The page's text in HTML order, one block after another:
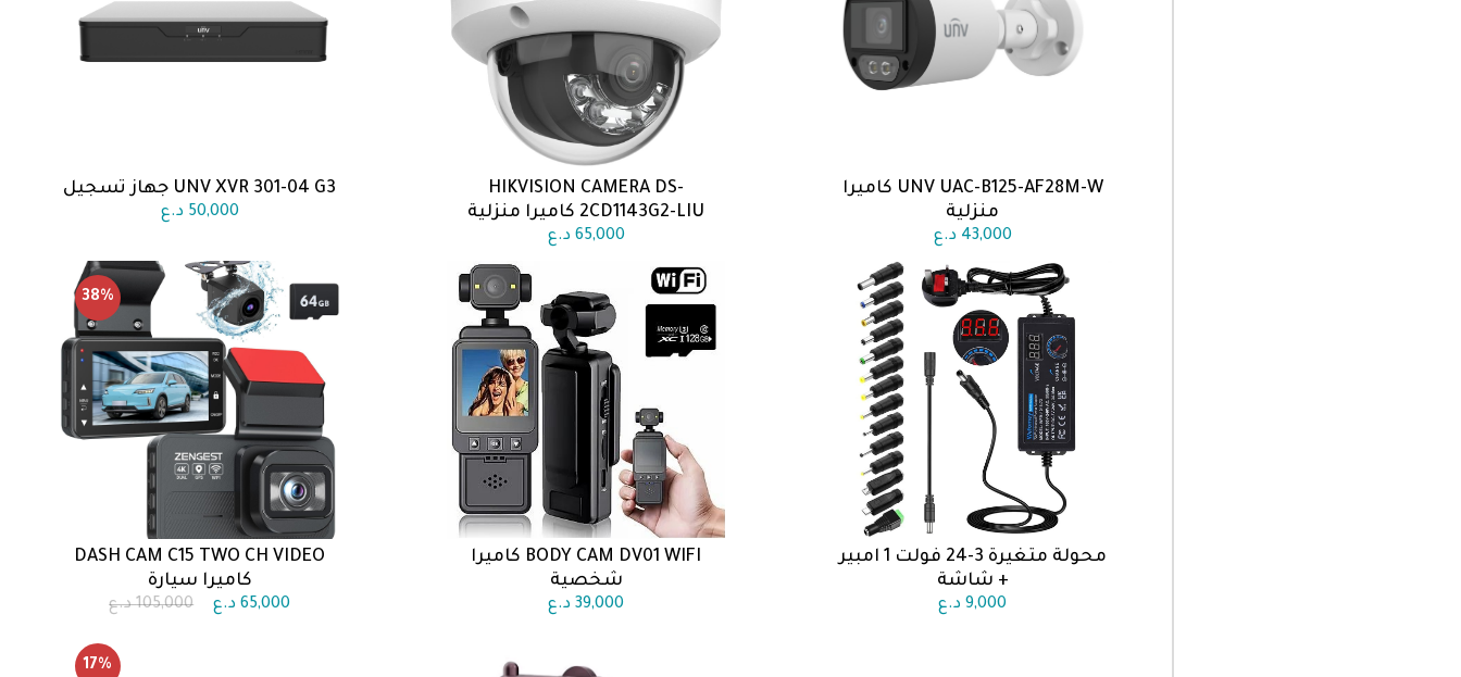
اضف الى السلة
UNV UAC-B125-AF28M-W كاميرا
منزلية
43,000 د.ع
اضف الى السلة
HIKVISION CAMERA DS-
2CD1143G2-LIU كاميرا منزلية
65,000 د.ع
اضف الى السلة
UNV XVR 301-04 G3 جهاز تسجيل
50,000 د.ع
اضف الى السلة
محولة متغيرة 3-24 فولت 1 امبير
+ شاشة
9,000د.ع
اضف الى السلة BODY CAM DV01 WIFI كاميرا
شخصية
39,000د.ع
38%
اضف الى السلة
DASH CAM C15 TWO CH VIDEO
كاميرا سيارة
65,000د.ع 105,000د.ع
17%